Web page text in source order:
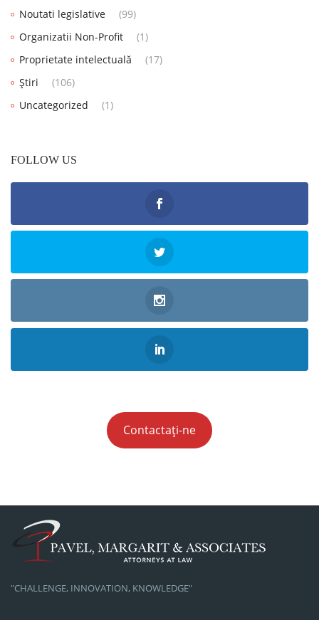
Noutati legislative
(99)
Organizatii Non-Profit
(1)
Proprietate intelectuală
(17)
Știri
(106)
Uncategorized
(1)
FOLLOW US
Contactați-ne
"CHALLENGE, INNOVATION, KNOWLEDGE"